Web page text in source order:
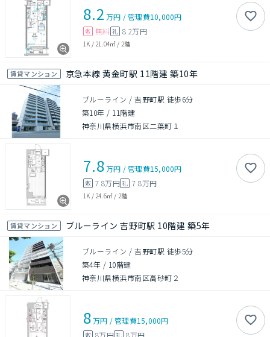
8.2 万円 /管理費10,000円
敷 無料 礼 8.2万円
1K / 21.04㎡ / 2階
賃貸マンション 京急本線 黄金町駅 11階建 築10年
ブルーライン / 吉野町駅 徒歩6分
築10年 / 11階建
神奈川県横浜市南区二葉町１
7.8万円 /管理費15,000円
敷 7.8万円礼 7.8万円
1K / 24.6㎡ / 2階
賃貸マンション ブルーライン 吉野町駅 10階建 築5年
ブルーライン / 吉野町駅 徒歩5分
築4年 / 10階建
神奈川県横浜市南区高砂町２
8万円 /管理費15,000円
敷 8万円礼 8万円